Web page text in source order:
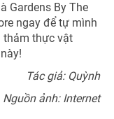
Gardens By The
ngay để tự mình
thảm thực vật
Tác giả: Quỳnh
Nguồn ảnh: Internet